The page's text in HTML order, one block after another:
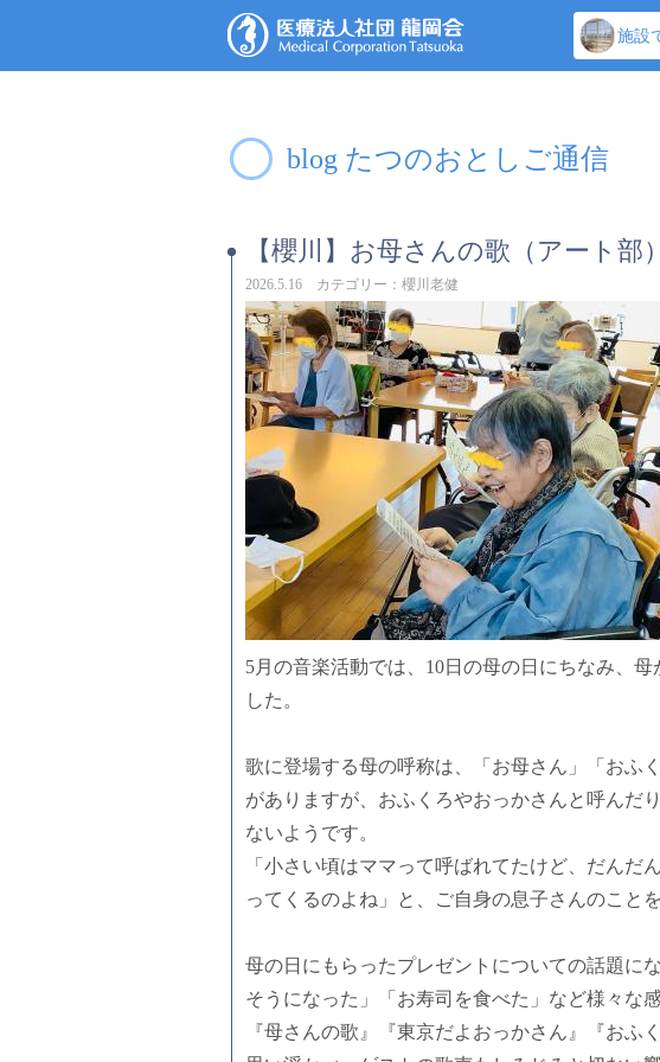
施設
blog たつのおとしご通信
【櫻川】お母さんの歌（アート部）
2026.5.16 カテゴリー：櫻川老健
5月の音楽活動では、10日の母の日にちなみ、
した。
歌に登場する母の呼称は、「お母さん」「おふ
がありますが、おふくろやおっかさんと呼んだ
ないようです。
「小さい頃はママって呼ばれてたけど、だんだ
ってくるのよね」と、ご自身の息子さんのこと
母の日にもらったプレゼントについての話題に
そうになった」「お寿司を食べた」など様々な
『母さんの歌』『東京だよおっかさん』『おふ